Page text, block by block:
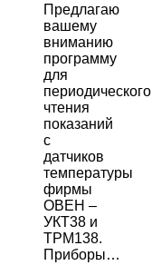
Предлагаю
вашему
вниманию
программу
для
периодического
чтения
показаний
с
датчиков
температуры
фирмы
ОВЕН –
УКТ38 и
ТРМ138.
Приборы…